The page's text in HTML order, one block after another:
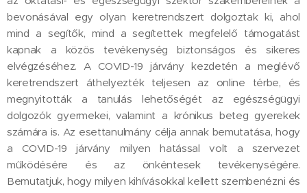
bevonásával egy olyan keretrendszert dolgoztak ki, ahol
mind a segítők, mind a segítettek megfelelő támogatást
kapnak a közös tevékenység biztonságos és sikeres
elvégzéséhez. A COVID-19 járvány kezdetén a meglévő
keretrendszert áthelyezték teljesen az online térbe, és
megnyitották a tanulás lehetőségét az egészségügyi
dolgozók gyermekei, valamint a krónikus beteg gyerekek
számára is. Az esettanulmány célja annak bemutatása, hogy
a COVID-19 járvány milyen hatással volt a szervezet
működésére és az önkéntesek tevékenységére.
Bemutatjuk, hogy milyen kihívásokkal kellett szembenézni és